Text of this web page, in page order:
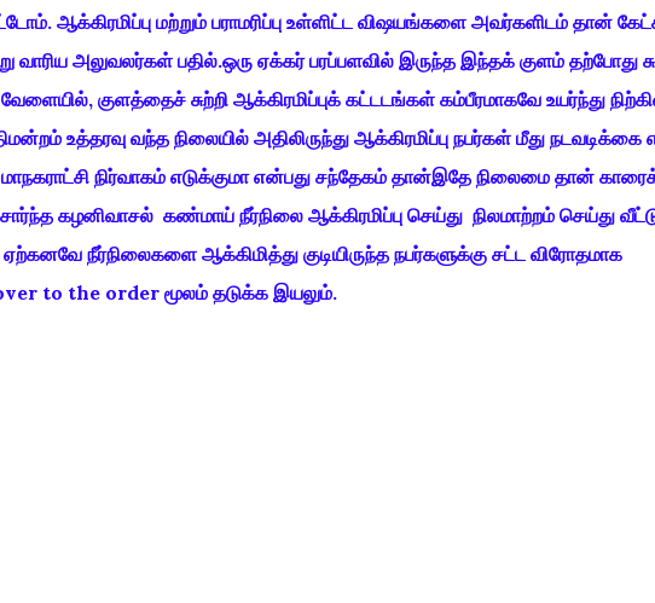
ஆக்கிரமிப்பு மற்றும் பராமரிப்பு உள்ளிட்ட விஷயங்களை அவர்களிடம் தான்
வாரிய அலுவலர்கள் பதில்.ஒரு ஏக்கர் பரப்பளவில் இருந்த இந்தக் குளம் தற்போது
குளத்தைச் சுற்றி ஆக்கிரமிப்புக் கட்டடங்கள் கம்பீரமாகவே உயர்ந்து
உத்தரவு வந்த நிலையில் அதிலிருந்து ஆக்கிரமிப்பு நபர்கள் மீது நடவடிக்கை
நிர்வாகம் எடுக்குமா என்பது சந்தேகம் தான்இதே நிலைமை தான்
சார்ந்த கழனிவாசல் கண்மாய் நீர்நிலை ஆக்கிரமிப்பு செய்து நிலமாற்றம் செய்து
நீர்நிலைகளை ஆக்கிமித்து குடியிருந்த நபர்களுக்கு சட்ட விரோதமாக
to the order மூலம் தடுக்க இயலும்.